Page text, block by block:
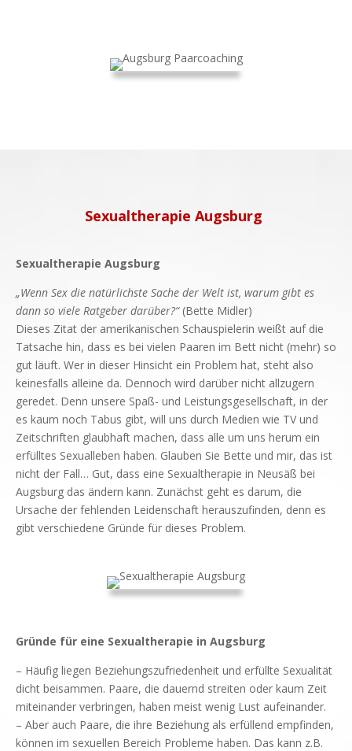
Sexualtherapie Augsburg
Sexualtherapie Augsburg
„Wenn Sex die natürlichste Sache der Welt ist, warum gibt es
dann so viele Ratgeber darüber?“ (Bette Midler)
Dieses Zitat der amerikanischen Schauspielerin weißt auf die
Tatsache hin, dass es bei vielen Paaren im Bett nicht (mehr) so
gut läuft. Wer in dieser Hinsicht ein Problem hat, steht also
keinesfalls alleine da. Dennoch wird darüber nicht allzugern
geredet. Denn unsere Spaß- und Leistungsgesellschaft, in der
es kaum noch Tabus gibt, will uns durch Medien wie TV und
Zeitschriften glaubhaft machen, dass alle um uns herum ein
erfülltes Sexualleben haben. Glauben Sie Bette und mir, das ist
nicht der Fall… Gut, dass eine Sexualtherapie in Neusäß bei
Augsburg das ändern kann. Zunächst geht es darum, die
Ursache der fehlenden Leidenschaft herauszufinden, denn es
gibt verschiedene Gründe für dieses Problem.
Gründe für eine Sexualtherapie in Augsburg
– Häufig liegen Beziehungszufriedenheit und erfüllte Sexualität
dicht beisammen. Paare, die dauernd streiten oder kaum Zeit
miteinander verbringen, haben meist wenig Lust aufeinander.
– Aber auch Paare, die ihre Beziehung als erfüllend empfinden,
können im sexuellen Bereich Probleme haben. Das kann z.B.